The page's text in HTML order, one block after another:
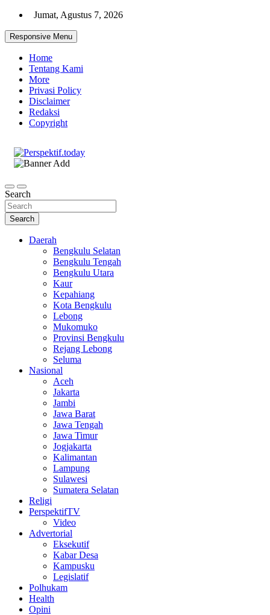
Skip
content
Jumat, Agustus 7, 2026
Responsive Menu
Home
Tentang Kami
More
Privasi Policy
Disclaimer
Redaksi
Copyright
Search
Search
Daerah
Bengkulu Selatan
Bengkulu Tengah
Bengkulu Utara
Kaur
Kepahiang
Kota Bengkulu
Lebong
Mukomuko
Provinsi Bengkulu
Rejang Lebong
Seluma
Nasional
Aceh
Jakarta
Jambi
Jawa Barat
Jawa Tengah
Jawa Timur
Jogjakarta
Kalimantan
Lampung
Sulawesi
Sumatera Selatan
Religi
PerspektifTV
Video
Advertorial
Eksekutif
Kabar Desa
Kampusku
Legislatif
Polhukam
Health
Opini